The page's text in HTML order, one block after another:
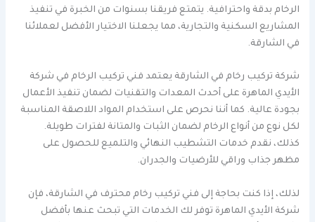
الرخام بدقة واحترافية. يتمتع فريقنا بسنوات من الخبرة في تنفيذ
المشاريع السكنية والتجارية، مما يجعلنا الاختيار الأفضل لعملائنا
في الشارقة.
شركة تركيب رخام في الشارقة يعتمد فني تركيب الرخام في شركة
الأيدي الماهرة على أحدث المعدات والتقنيات لضمان تنفيذ الأعمال
بجودة عالية. كما أننا نحرص على استخدام المواد اللاصقة المناسبة
لكل نوع من أنواع الرخام لضمان الثبات والمتانة لفترات طويلة.
كذلك، نقدم خدمات التشطيب النهائي والتلميع للحصول على
مظهر جذاب وراقي للأرضيات والجدران.
لذلك، إذا كنت بحاجة إلى فني تركيب رخام محترف في الشارقة، فإن
شركة الأيدي الماهرة توفر لك الخدمات التي تبحث عنها بأفضل